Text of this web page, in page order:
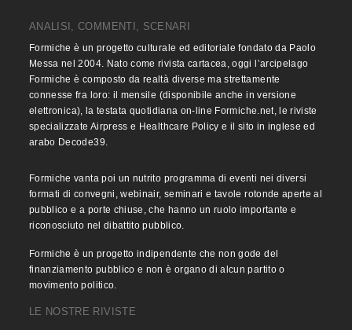
ANALISI, COMMENTI, SCENARI
Formiche è un progetto culturale ed editoriale fondato da Paolo
Messa nel 2004. Nato come rivista cartacea, oggi l’arcipelago
Formiche è composto da realtà diverse ma strettamente
connesse fra loro: il mensile (disponibile anche in versione
elettronica), la testata quotidiana on-line Formiche.net, le riviste
specializzate Airpress e Healthcare Policy e il sito in inglese ed
arabo Decode39.
Formiche vanta poi un nutrito programma di eventi nei diversi
formati di convegni, webinair, seminari e tavole rotonde aperte al
pubblico e a porte chiuse, che hanno un ruolo importante e
riconosciuto nel dibattito pubblico.
Formiche è un progetto indipendente che non gode del
finanziamento pubblico e non è organo di alcun partito o
movimento politico.
LE NOSTRE RIVISTE